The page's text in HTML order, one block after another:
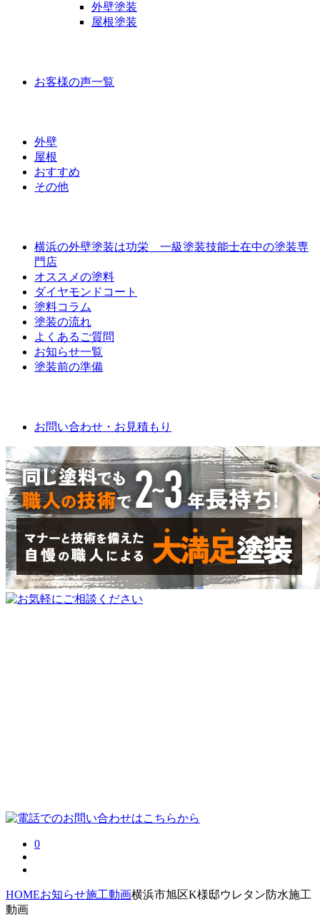
外壁塗装
屋根塗装
お客様の声一覧
外壁
屋根
おすすめ
その他
横浜の外壁塗装は功栄 一級塗装技能士在中の塗装専
門店
オススメの塗料
ダイヤモンドコート
塗料コラム
塗装の流れ
よくあるご質問
お知らせ一覧
塗装前の準備
お問い合わせ・お見積もり
0
HOMEお知らせ施工動画横浜市旭区K様邸ウレタン防水施工
動画